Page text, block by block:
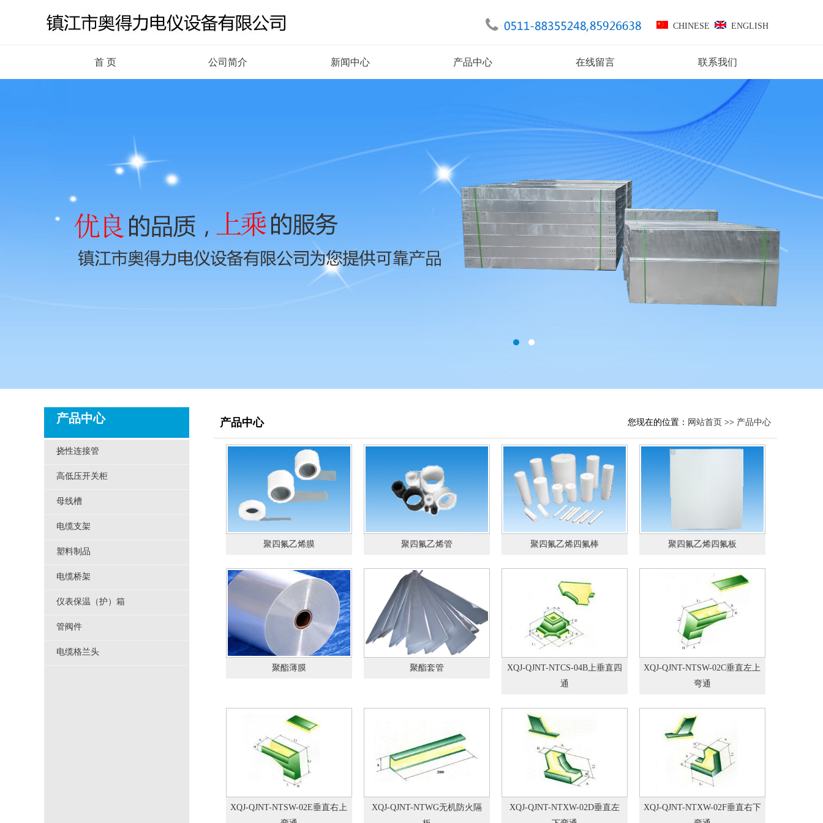
CHINESE ENGLISH
首 页 公司简介 新闻中心 产品中心 在线留言 联系我们
产品中心
挠性连接管
高低压开关柜
母线槽
电缆支架
塑料制品
电缆桥架
仪表保温（护）箱
管阀件
电缆格兰头
产品中心 您现在的位置： 网站首页 >> 产品中心
聚四氟乙烯膜 聚四氟乙烯管 聚四氟乙烯四氟棒 聚四氟乙烯四氟板
聚酯薄膜 聚酯套管
XQJ-QJNT-NTCS-04B上垂直四
通
XQJ-QJNT-NTSW-02C垂直左上
弯通
XQJ-QJNT-NTSW-02E垂直右上
XQJ-QJNT-NTWG无机防火隔
XQJ-QJNT-NTXW-02D垂直左
XQJ-QJNT-NTXW-02F垂直右下